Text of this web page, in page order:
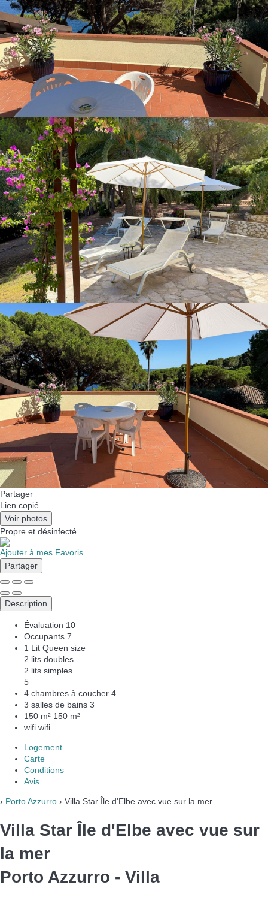
Partager
Lien copié
Voir photos
Propre et désinfecté
Ajouter à mes Favoris
Partager
Description
Évaluation 10
Occupants 7
1 Lit Queen size
2 lits doubles
2 lits simples
5
4 chambres à coucher 4
3 salles de bains 3
150 m² 150 m²
wifi wifi
Logement
Carte
Conditions
Avis
› Porto Azzurro › Villa Star Île d'Elbe avec vue sur la mer
Villa Star Île d'Elbe avec vue sur
la mer
Porto Azzurro - Villa